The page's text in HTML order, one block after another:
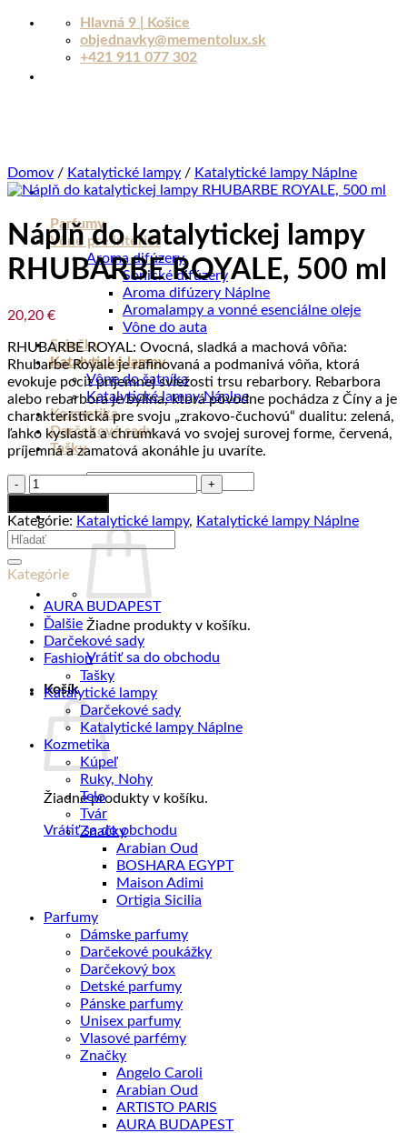
Skip
Hlavná 9 | Košice
objednavky@mementolux.sk
+421 911 077 302
Parfumy
Vône pre interiér
Aroma difúzery
Sonické difúzery
Aroma difúzery Náplne
Aromalampy a vonné esenciálne oleje
Vône do auta
Sviečky
Katalytické lampy
Vône do šatníka
Katalytické lampy Náplne
Kozmetika
Darčekové sady
Tašky
Hľadať:
Žiadne produkty v košíku.
Vrátiť sa do obchodu
Košík
Žiadne produkty v košíku.
Vrátiť sa do obchodu
Domov / Katalytické lampy / Katalytické lampy Náplne
Náplň do katalytickej lampy
RHUBARBE ROYALE, 500 ml
20,20 €
RHUBARBE ROYAL: Ovocná, sladká a machová vôňa:
Rhubarbe Royale je rafinovaná a podmanivá vôňa, ktorá
evokuje pocit príjemnej sviežosti trsu rebarbory. Rebarbora
alebo rebarbora je bylina, ktorá pôvodne pochádza z Číny a je
charakteristická pre svoju „zrakovo-čuchovú“ dualitu: zelená,
ľahko kyslastá a chrumkavá vo svojej surovej forme, červená,
príjemná a zamatová akonáhle ju uvaríte.
množstvo
Náplň
do
katalytickej
lampy
RHUBARBE
ROYALE,
500
ml
Kategórie: Katalytické lampy, Katalytické lampy Náplne
Hľadať:
Kategórie
AURA BUDAPEST
Ďalšie
Darčekové sady
Fashion
Tašky
Katalytické lampy
Darčekové sady
Katalytické lampy Náplne
Kozmetika
Kúpeľ
Ruky, Nohy
Telo
Tvár
Značky
Arabian Oud
BOSHARA EGYPT
Maison Adimi
Ortigia Sicilia
Parfumy
Dámske parfumy
Darčekové poukážky
Darčekový box
Detské parfumy
Pánske parfumy
Unisex parfumy
Vlasové parfémy
Značky
Angelo Caroli
Arabian Oud
ARTISTO PARIS
AURA BUDAPEST
Aroma - osobný poradca
Som Aroma, pomôžem Vám nájsť Vašu dokonalú vôňu.
Welcome. I am also available to assist you in English.
HĽADÁM DARČEK
ODPORUČTE MI VÔŇU
VÔNE DO DOMÁCNOSTI